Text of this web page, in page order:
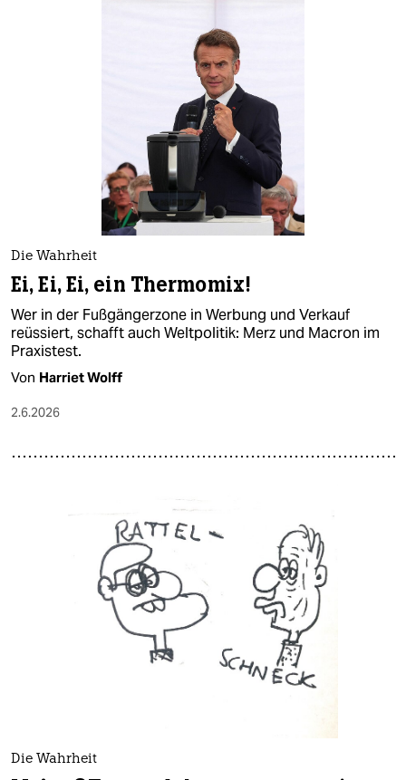
Die Wahrheit
Ei, Ei, Ei, ein Thermomix!
Wer in der Fußgängerzone in Werbung und Verkauf
reüssiert, schafft auch Weltpolitik: Merz und Macron im
Praxistest.
Von Harriet Wolff
2.6.2026
Die Wahrheit